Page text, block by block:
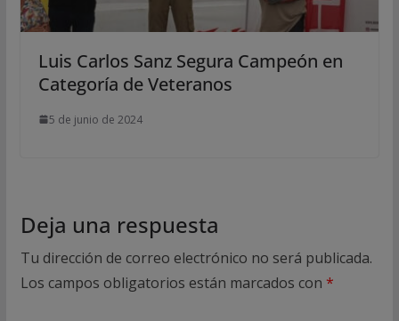
Luis Carlos Sanz Segura Campeón en
Categoría de Veteranos
5 de junio de 2024
Deja una respuesta
Tu dirección de correo electrónico no será publicada.
Los campos obligatorios están marcados con *